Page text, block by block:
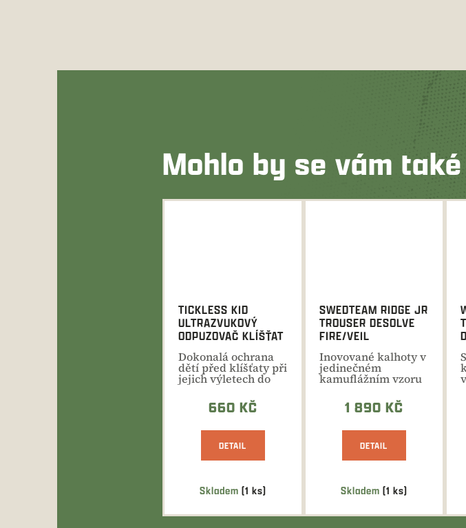
Mohlo by se vám
Skladem (1 ks)
TICKLESS KID
ULTRAZVUKOVÝ
ODPUZOVAČ KLÍŠŤAT
Dokonalá ochrana
dětí před klíšťaty při
jejich výletech do
přírody
660 KČ
DETAIL
Skladem (1 ks)
SWEDTEAM RIDGE JR
TROUSER DESOLVE
FIRE/VEIL
Inovované kalhoty v
jedinečném
kamuflážním vzoru
nadšence lovu.
1 890 KČ
DETAIL